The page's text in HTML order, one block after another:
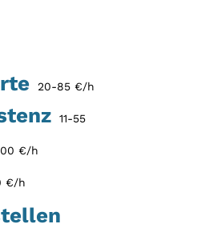
20-85 €/h
11-55
€/h
€/h